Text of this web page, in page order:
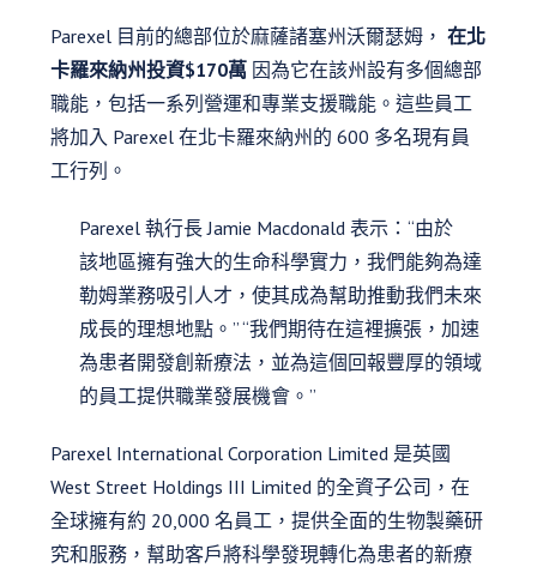
Parexel 目前的總部位於麻薩諸塞州沃爾瑟姆， 在北
卡羅來納州投資$170萬 因為它在該州設有多個總部
職能，包括一系列營運和專業支援職能。這些員工
將加入 Parexel 在北卡羅來納州的 600 多名現有員
工行列。
Parexel 執行長 Jamie Macdonald 表示：“由於
該地區擁有強大的生命科學實力，我們能夠為達
勒姆業務吸引人才，使其成為幫助推動我們未來
成長的理想地點。” “我們期待在這裡擴張，加速
為患者開發創新療法，並為這個回報豐厚的領域
的員工提供職業發展機會。”
Parexel International Corporation Limited 是英國
West Street Holdings III Limited 的全資子公司，在
全球擁有約 20,000 名員工，提供全面的生物製藥研
究和服務，幫助客戶將科學發現轉化為患者的新療